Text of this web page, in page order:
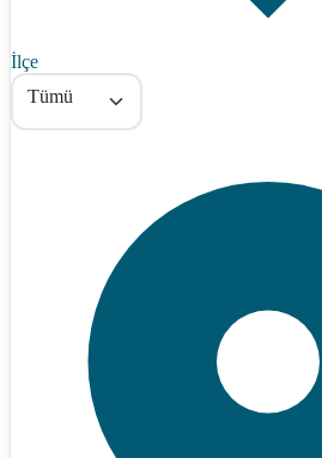
İlçe
Tümü